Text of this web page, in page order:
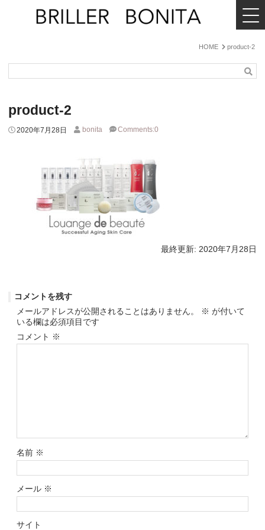
HOME product-2
索
product-2
2020年7月28日 bonita Comments:0
最終更新: 2020年7月28日
コメントを残す
メールアドレスが公開されることはありません。
※ が付いて
いる欄は必須項目です
コメント ※
名前 ※
メール ※
サイト